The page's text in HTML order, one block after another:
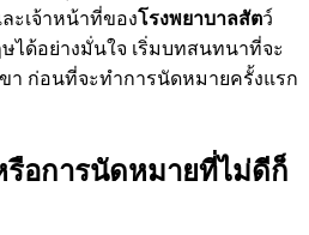
ะเจ้าหน้าที่ของโรงพยาบาลสัตว์
ได้อย่างมั่นใจ เริ่มบทสนทนาที่จะ
ขา ก่อนที่จะทำการนัดหมายครั้งแรก
อการนัดหมายที่ไม่ดีก็